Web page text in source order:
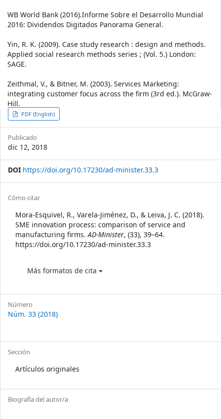
WB World Bank (2016).Informe Sobre el Desarrollo Mundial
2016: Dividendos Digitados Panorama General.
Yin, R. K. (2009). Case study research : design and methods.
Applied social research methods series ; (Vol. 5.) London:
SAGE.
Zeithmal, V., & Bitner, M. (2003). Services Marketing:
integrating customer focus across the firm (3rd ed.). McGraw-
Hill.
Article
Sidebar
PDF (English)
Publicado
dic 12, 2018
DOI https://doi.org/10.17230/ad-minister.33.3
Article
Details
Cómo citar
Mora-Esquivel, R., Varela-Jiménez, D., & Leiva, J. C. (2018).
SME innovation process: comparison of service and
manufacturing firms.AD-Minister, (33), 39–64.
https://doi.org/10.17230/ad-minister.33.3
Más formatos de cita
Número
Núm. 33 (2018)
Sección
Artículos originales
Biografía del autor/a